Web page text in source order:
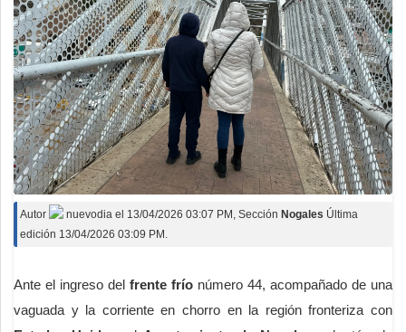
Autor nuevodia el 13/04/2026 03:07 PM , Sección Nogales Última
edición 13/04/2026 03:09 PM.
Ante el ingreso del frente frío número 44, acompañado de una
vaguada y la corriente en chorro en la región fronteriza con